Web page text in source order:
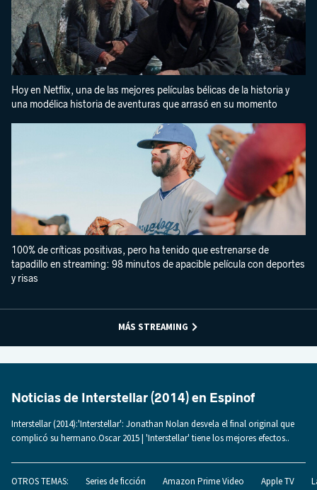
Hoy en Netflix, una de las mejores películas bélicas de la historia y
una modélica historia de aventuras que arrasó en su momento
100% de críticas positivas, pero ha tenido que estrenarse de
tapadillo en streaming: 98 minutos de apacible película con deportes
y risas
MÁS STREAMING
Noticias de Interstellar (2014) en Espinof
Interstellar (2014):'Interstellar': Jonathan Nolan desvela el final original que
complicó su hermano.Oscar 2015 | 'Interstellar' tiene los mejores efectos..
OTROS TEMAS: Series de ficción Amazon Prime Video Apple TV